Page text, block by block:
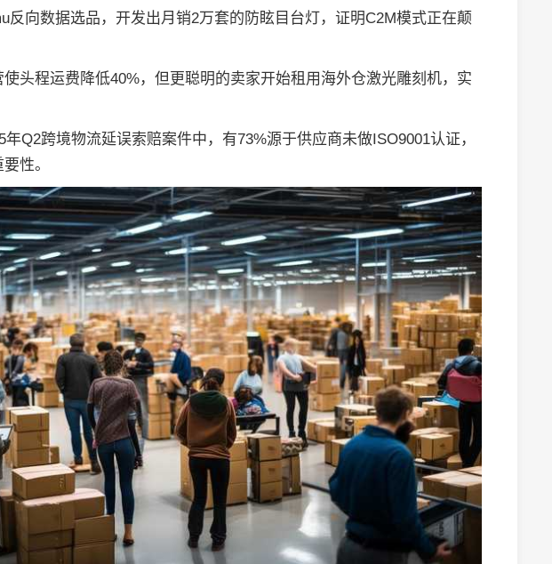
反向数据选品，开发出月销2万套的防眩目台灯，证明C2M模式正在颠
头程运费降低40%，但更聪明的卖家开始租用海外仓激光雕刻机，实
Q2跨境物流延误索赔案件中，有73%源于供应商未做ISO9001认证，
性。